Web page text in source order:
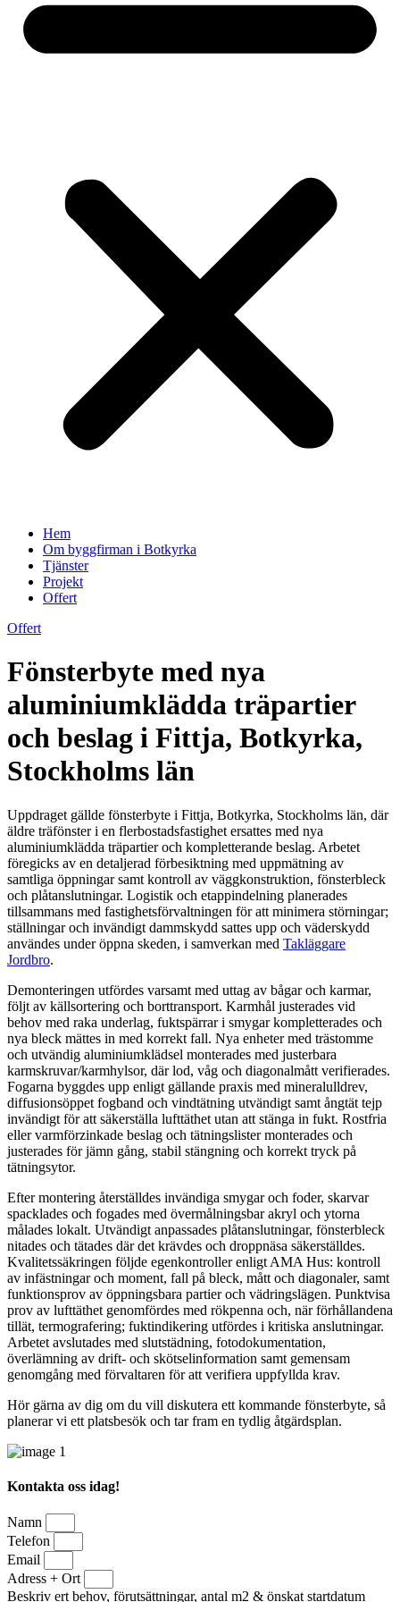
Hem
Om byggfirman i Botkyrka
Tjänster
Projekt
Offert
Offert
Fönsterbyte med nya
aluminiumklädda träpartier
och beslag i Fittja, Botkyrka,
Stockholms län
Uppdraget gällde fönsterbyte i Fittja, Botkyrka, Stockholms län, där
äldre träfönster i en flerbostadsfastighet ersattes med nya
aluminiumklädda träpartier och kompletterande beslag. Arbetet
föregicks av en detaljerad förbesiktning med uppmätning av
samtliga öppningar samt kontroll av väggkonstruktion, fönsterbleck
och plåtanslutningar. Logistik och etappindelning planerades
tillsammans med fastighetsförvaltningen för att minimera störningar;
ställningar och invändigt dammskydd sattes upp och väderskydd
användes under öppna skeden, i samverkan med Takläggare
Jordbro.
Demonteringen utfördes varsamt med uttag av bågar och karmar,
följt av källsortering och borttransport. Karmhål justerades vid
behov med raka underlag, fuktspärrar i smygar kompletterades och
nya bleck mättes in med korrekt fall. Nya enheter med trästomme
och utvändig aluminiumklädsel monterades med justerbara
karmskruvar/karmhylsor, där lod, våg och diagonalmått verifierades.
Fogarna byggdes upp enligt gällande praxis med mineralulldrev,
diffusionsöppet fogband och vindtätning utvändigt samt ångtät tejp
invändigt för att säkerställa lufttäthet utan att stänga in fukt. Rostfria
eller varmförzinkade beslag och tätningslister monterades och
justerades för jämn gång, stabil stängning och korrekt tryck på
tätningsytor.
Efter montering återställdes invändiga smygar och foder, skarvar
spacklades och fogades med övermålningsbar akryl och ytorna
målades lokalt. Utvändigt anpassades plåtanslutningar, fönsterbleck
nitades och tätades där det krävdes och droppnäsa säkerställdes.
Kvalitetssäkringen följde egenkontroller enligt AMA Hus: kontroll
av infästningar och moment, fall på bleck, mått och diagonaler, samt
funktionsprov av öppningsbara partier och vädringslägen. Punktvisa
prov av lufttäthet genomfördes med rökpenna och, när förhållandena
tillät, termografering; fuktindikering utfördes i kritiska anslutningar.
Arbetet avslutades med slutstädning, fotodokumentation,
överlämning av drift- och skötselinformation samt gemensam
genomgång med förvaltaren för att verifiera uppfyllda krav.
Hör gärna av dig om du vill diskutera ett kommande fönsterbyte, så
planerar vi ett platsbesök och tar fram en tydlig åtgärdsplan.
Kontakta oss idag!
Namn
Telefon
Email
Adress + Ort
Beskriv ert behov, förutsättningar, antal m2 & önskat startdatum